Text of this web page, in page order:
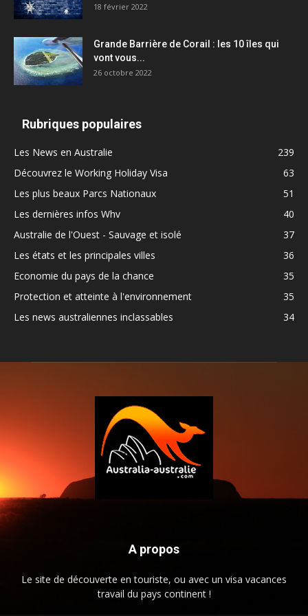
18 février 2022
Grande Barrière de Corail : les 10 îles qui
vont vous...
26 octobre 2022
Rubriques populaires
Les News en Australie
239
Découvrez le Working Holiday Visa
63
Les plus beaux Parcs Nationaux
51
Les dernières infos Whv
40
Australie de l'Ouest - Sauvage et isolé
37
Les états et les principales villes
36
Economie du pays de la chance
35
Protection et atteinte à l'environnement
35
Les news australiennes inclassables
34
A propos
Le site de découverte en touriste, ou avec un visa vacances
travail du pays continent !